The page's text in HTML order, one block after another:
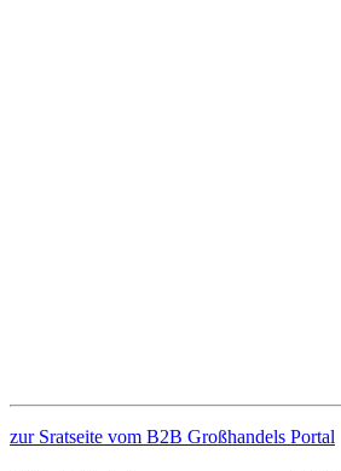
zur Sratseite vom B2B Großhandels Portal